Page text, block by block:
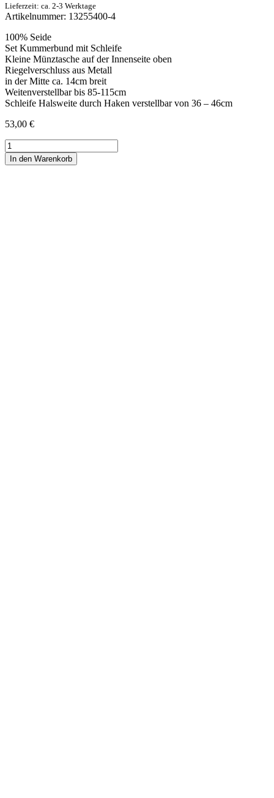
Lieferzeit: ca. 2-3 Werktage
Artikelnummer: 13255400-4
100% Seide
Set Kummerbund mit Schleife
Kleine Münztasche auf der Innenseite oben
Riegelverschluss aus Metall
in der Mitte ca. 14cm breit
Weitenverstellbar bis 85-115cm
Schleife Halsweite durch Haken verstellbar von 36 – 46cm
53,00 €
Kummerbund-
Set
Satin
In den Warenkorb